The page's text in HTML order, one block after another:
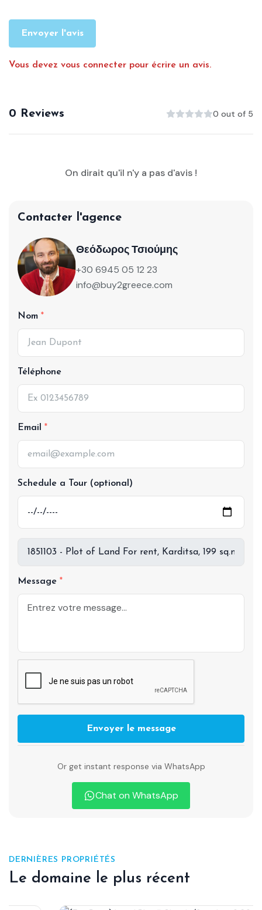
Envoyer l'avis
Vous devez vous connecter pour écrire un avis.
0 Reviews 0 out of 5
On dirait qu'il n'y a pas d'avis !
Contacter l'agence
Θεόδωρος Τσιούμης
+30 6945 05 12 23
info@buy2greece.com
Nom
Téléphone
Email
Schedule a Tour (optional)
Message
Envoyer le message
Or get instant response via WhatsApp
Chat on WhatsApp
DERNIÈRES PROPRIÉTÉS
Le domaine le plus récent